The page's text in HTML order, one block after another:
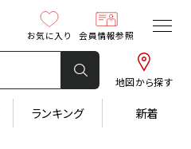
地図から探す
お気に入り 会員情報参照
ランキング 新着